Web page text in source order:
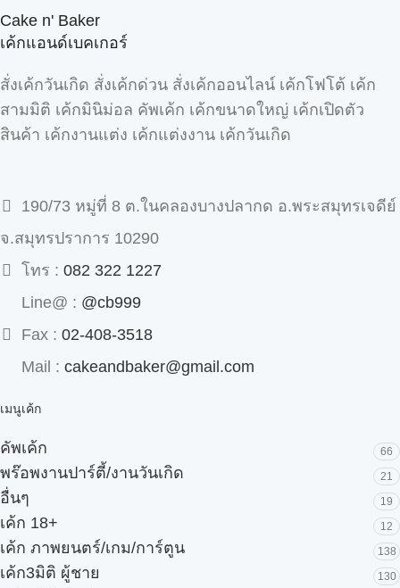
Cake n' Baker
เค้กแอนด์เบคเกอร์
สั่งเค้กวันเกิด สั่งเค้กด่วน สั่งเค้กออนไลน์ เค้กโฟโต้ เค้ก
สามมิติ เค้กมินิม่อล คัพเค้ก เค้กขนาดใหญ่ เค้กเปิดตัว
สินค้า เค้กงานแต่ง เค้กแต่งงาน เค้กวันเกิด
190/73 หมู่ที่ 8 ต.ในคลองบางปลากด อ.พระสมุทรเจดีย์
จ.สมุทรปราการ 10290
โทร : 082 322 1227
Line@ : @cb999
Fax : 02-408-3518
Mail : cakeandbaker@gmail.com
เมนูเค้ก
คัพเค้ก 66
พร๊อพงานปาร์ตี้/งานวันเกิด 21
อื่นๆ 19
เค้ก 18+ 12
เค้ก ภาพยนตร์/เกม/การ์ตูน 138
เค้ก3มิติ ผู้ชาย 130